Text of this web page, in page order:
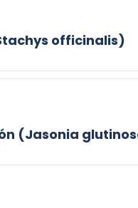
officinalis)
(Jasonia